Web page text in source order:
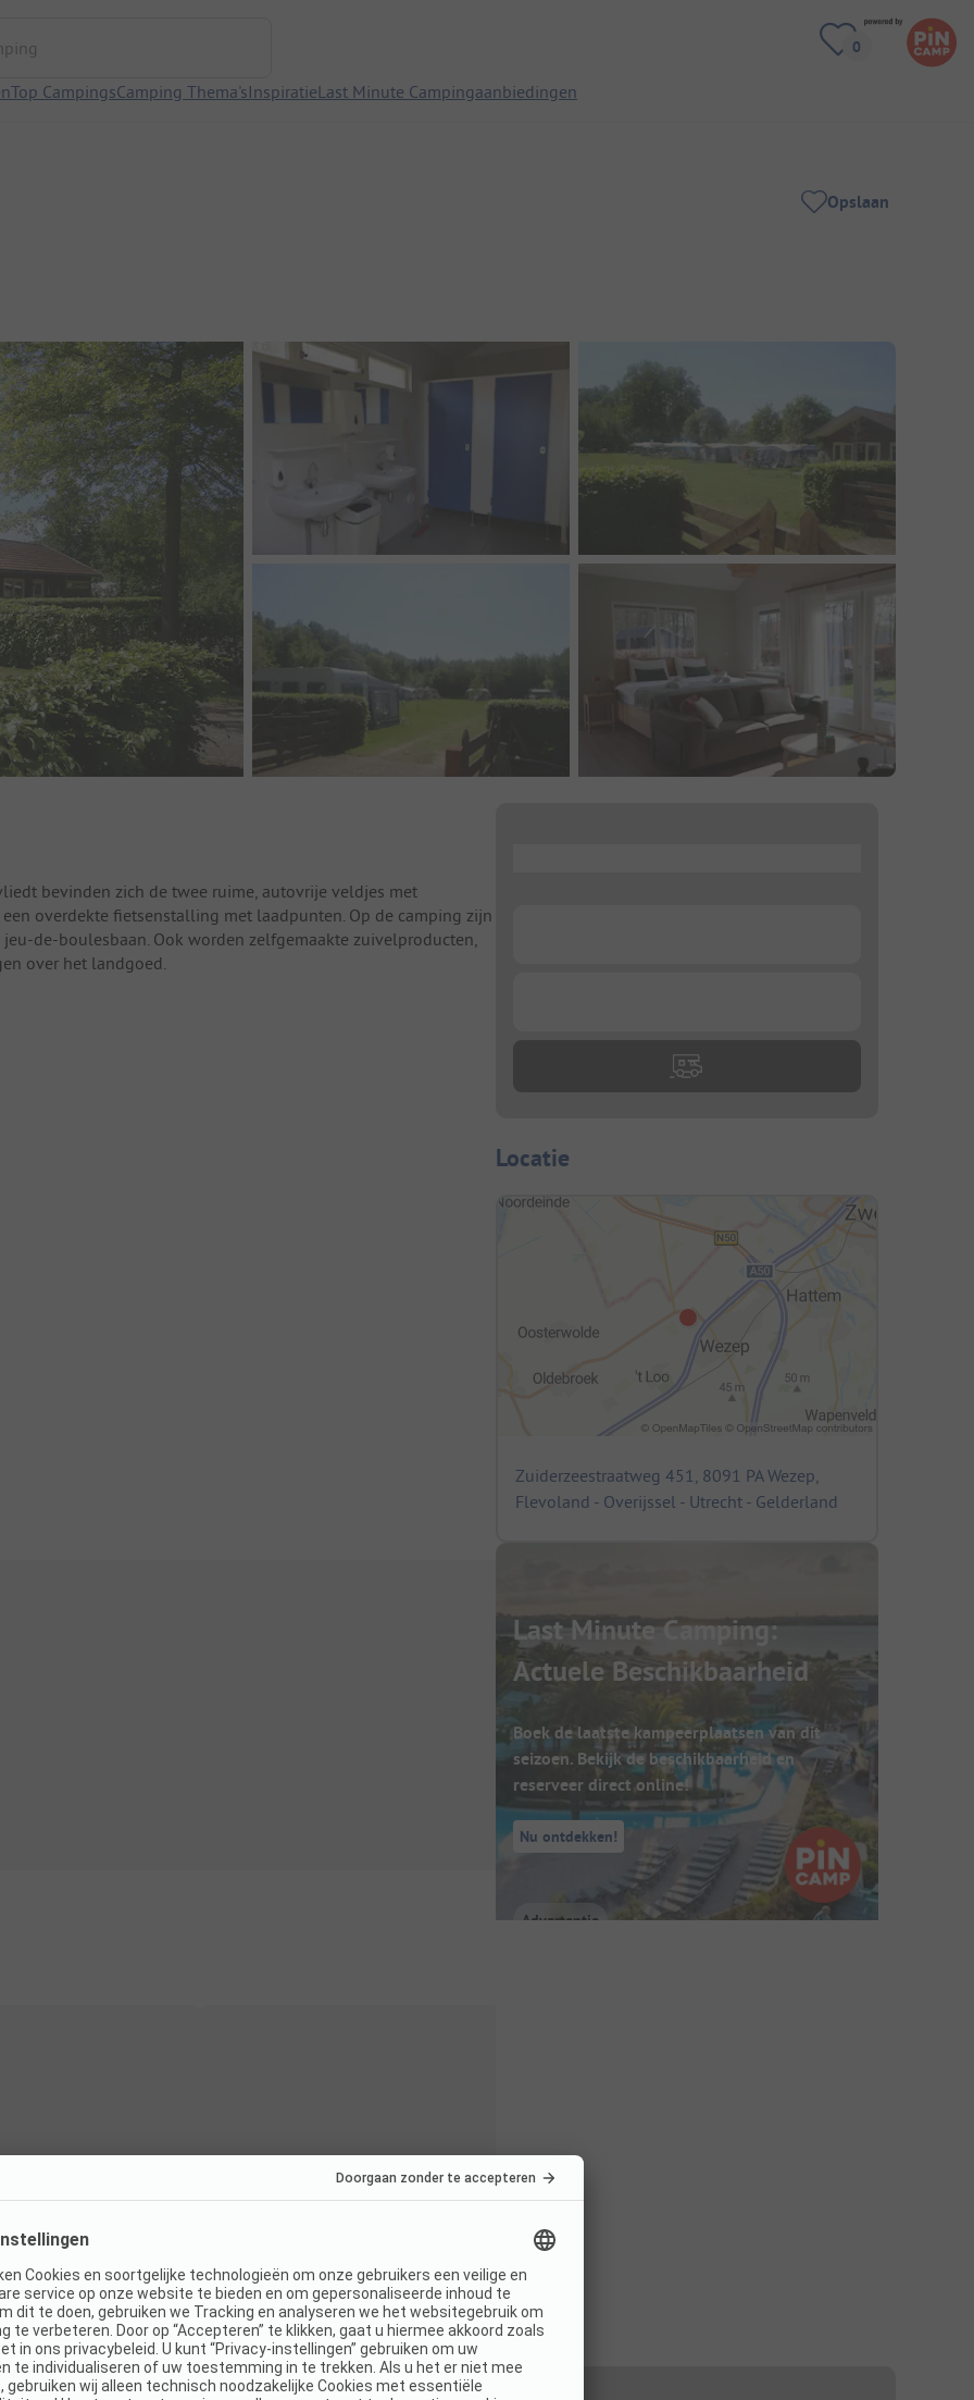
Top CampingsCamping Thema'sInspiratieLast Minute Campingaanbiedingen
Opslaan
bevinden zich de twee ruime, autovrije veldjes met
overdekte fietsenstalling met laadpunten. Op de camping zijn
de-boulesbaan. Ook worden zelfgemaakte zuivelproducten,
over het landgoed.
Locatie
Zuiderzeestraatweg 451, 8091 PA Wezep,
Flevoland - Overijssel - Utrecht - Gelderland
Last Minute Camping:
Actuele Beschikbaarheid
Boek de laatste kampeerplaatsen van dit
seizoen. Bekijk de beschikbaarheid en
reserveer direct online!
Nu ontdekken!